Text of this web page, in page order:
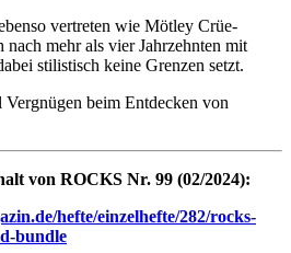
vertreten wie Mötley Crüe-
mehr als vier Jahrzehnten mit
stilistisch keine Grenzen setzt.
beim Entdecken von
von ROCKS Nr. 99 (02/2024):
hefte/einzelhefte/282/rocks-
bundle